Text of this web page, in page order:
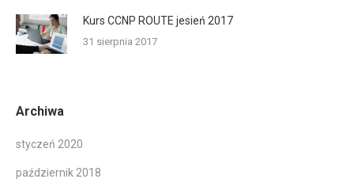
Kurs CCNP ROUTE jesień 2017
31 sierpnia 2017
Archiwa
styczeń 2020
październik 2018